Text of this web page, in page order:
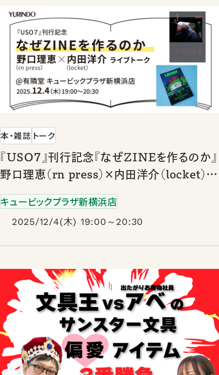
本・雑誌 トーク
『USO７』刊行記念『なぜZINEを作るのか』
野口理恵（rn press）×内田洋介（locket）ラ
イブトーク
キュービックプラザ新横浜店
2025/12/4(木) 19:00～20:30